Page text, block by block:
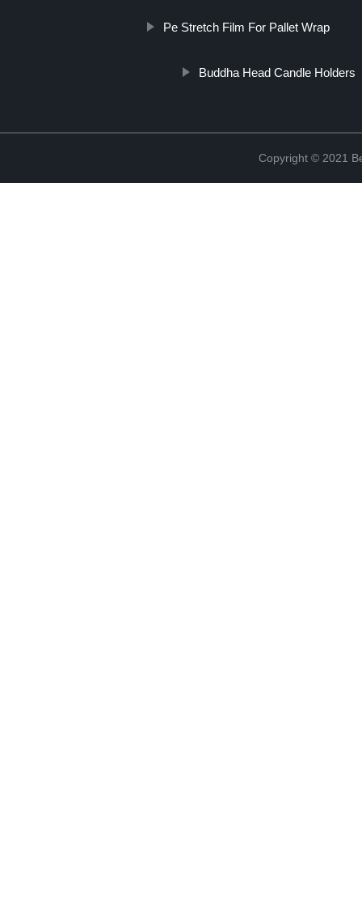
Pe Stretch Film For Pallet Wrap
Buddha Head Candle Holders
Copyright © 2021